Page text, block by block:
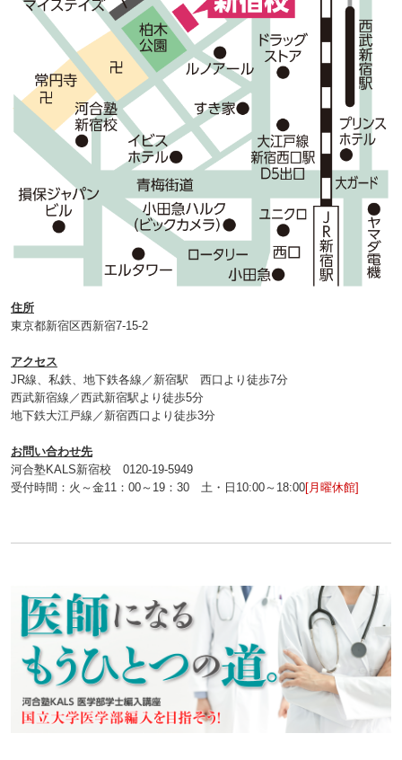
住所
東京都新宿区西新宿7-15-2
アクセス
JR線、私鉄、地下鉄各線／新宿駅 西口より徒歩7分
西武新宿線／西武新宿駅より徒歩5分
地下鉄大江戸線／新宿西口より徒歩3分
お問い合わせ先
河合塾KALS新宿校 0120‐19‐5949
受付時間：火～金11：00～19：30 土・日10:00～18:00[月曜休館]